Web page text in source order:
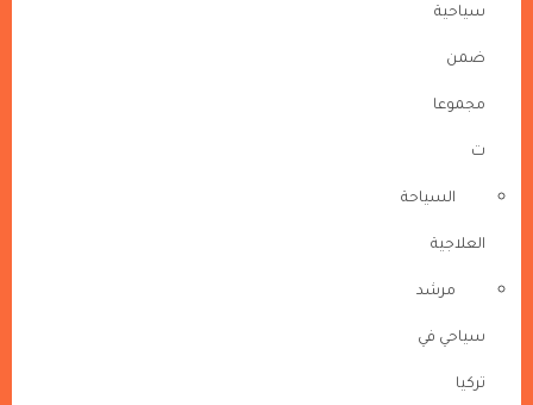
سياحية
ضمن
مجموعا
ت
السياحة
العلاجية
مرشد
سياحي في
تركيا